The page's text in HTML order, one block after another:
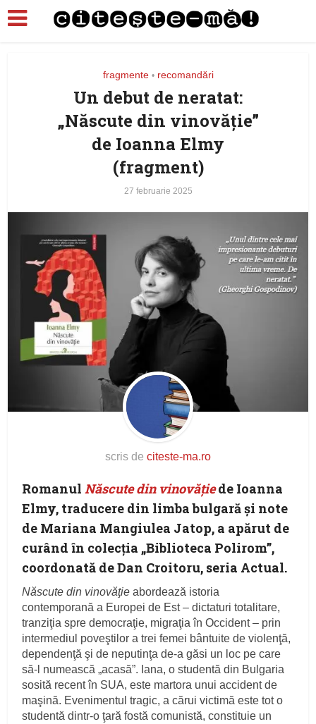
fragmente • recomandări
Un debut de neratat:
„Născute din vinovăție”
de Ioanna Elmy
(fragment)
27 februarie 2025
scris de citeste-ma.ro
RomanulNăscute din vinovățiede Ioanna
Elmy, traducere din limba bulgară și note
de Mariana Mangiulea Jatop, a apărut de
curând în colecția „Biblioteca Polirom”,
coordonată de Dan Croitoru, seria Actual.
Născute din vinovăţie abordează istoria
contemporană a Europei de Est – dictaturi totalitare,
tranziţia spre democraţie, migraţia în Occident – prin
intermediul poveştilor a trei femei bântuite de violenţă,
dependenţă şi de neputinţa de-a găsi un loc pe care
să-l numească „acasă”. Iana, o studentă din Bulgaria
sosită recent în SUA, este martora unui accident de
maşină. Evenimentul tragic, a cărui victimă este tot o
studentă dintr-o ţară fostă comunistă, constituie un